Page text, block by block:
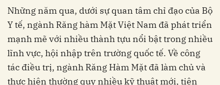
Những năm qua, dưới sự quan tâm chỉ đạo của Bộ
Y tế, ngành Răng hàm Mặt Việt Nam đã phát triển
mạnh mẽ với nhiều thành tựu nổi bật trong nhiều
lĩnh vực, hội nhập trên trường quốc tế. Về công
tác điều trị, ngành Răng Hàm Mặt đã làm chủ và
thực hiện thường quy nhiều kỹ thuật mới, tiên